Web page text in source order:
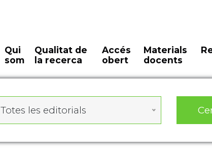
Qui
som
Qualitat de
la recerca
Accés
obert
Materials
docents
Totes les editorials